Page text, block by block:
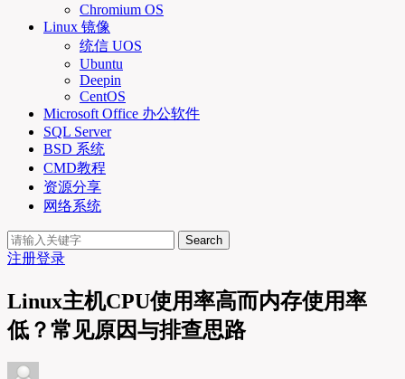
Chromium OS
Linux 镜像
统信 UOS
Ubuntu
Deepin
CentOS
Microsoft Office 办公软件
SQL Server
BSD 系统
CMD教程
资源分享
网络系统
Search
注册登录
Linux主机CPU使用率高而内存使用率
低？常见原因与排查思路